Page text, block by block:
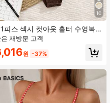
10
피스 섹시 컷아웃 홀터 수영복,
미국 패션 스타일 휴가 해변
재방문 고객
원 -37%